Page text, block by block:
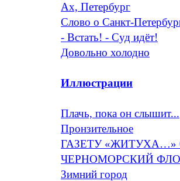
Ах, Петербург
Слово о Санкт-
- Встать! - Суд идёт!
Довольно холодно
Иллюстрации
Плачь, пока он слышит...
Пронзительное
ГАЗЕТУ «ЖИТУХА…»
ЧЕРНОМОРСКИЙ
Зимний город